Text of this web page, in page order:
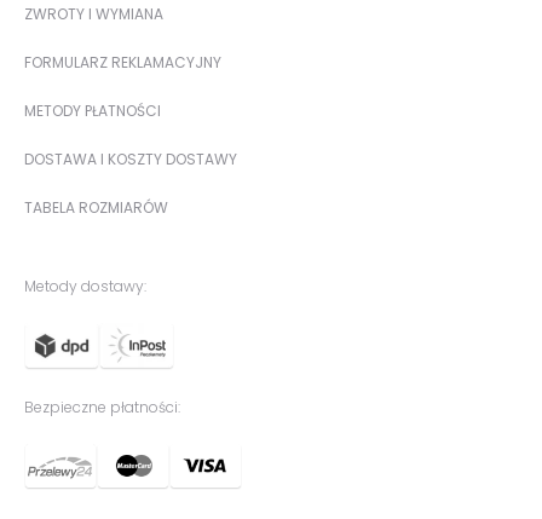
ZWROTY I WYMIANA
FORMULARZ REKLAMACYJNY
METODY PŁATNOŚCI
DOSTAWA I KOSZTY DOSTAWY
TABELA ROZMIARÓW
Metody dostawy:
Bezpieczne płatności: